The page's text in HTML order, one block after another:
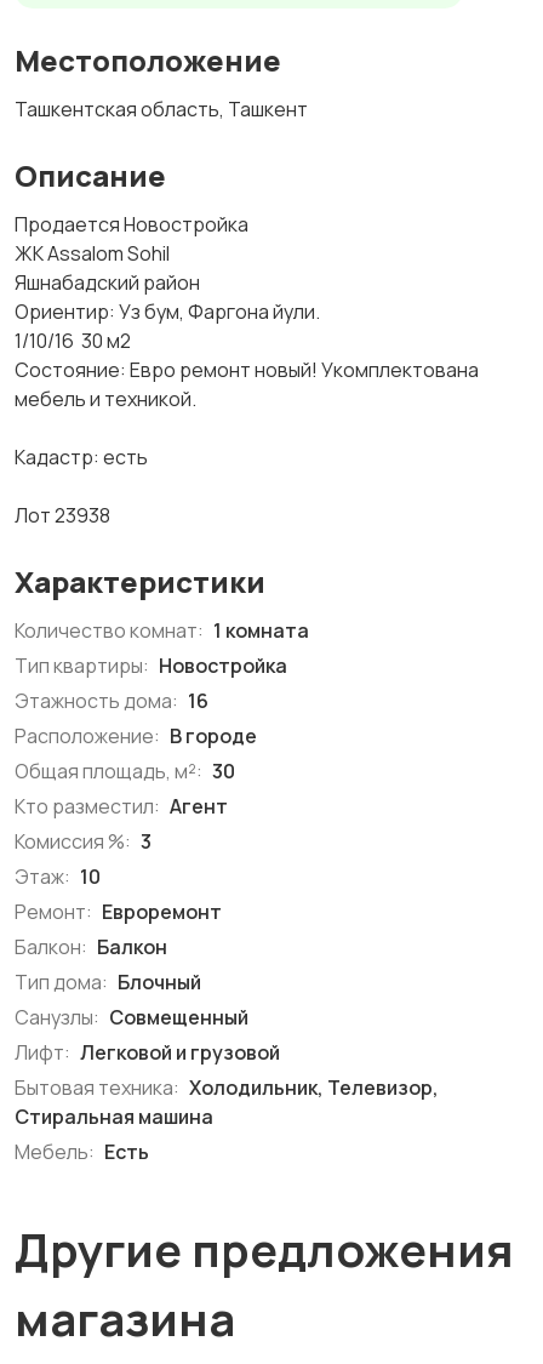
Местоположение
Ташкентская область, Ташкент
Описание
Продается Новостройка
ЖК Assalom Sohil
Яшнабадский район
Ориентир: Уз бум, Фаргона йули.
1/10/16 30 м2
Состояние: Евро ремонт новый! Укомплектована
мебель и техникой.
Кадастр: есть
Лот 23938
Характеристики
Количество комнат: 1 комната
Тип квартиры: Новостройка
Этажность дома: 16
Расположение: В городе
Общая площадь, м²: 30
Кто разместил: Агент
Комиссия %: 3
Этаж: 10
Ремонт: Евроремонт
Балкон: Балкон
Тип дома: Блочный
Санузлы: Совмещенный
Лифт: Легковой и грузовой
Бытовая техника: Холодильник, Телевизор,
Стиральная машина
Мебель: Есть
Другие предложения
магазина